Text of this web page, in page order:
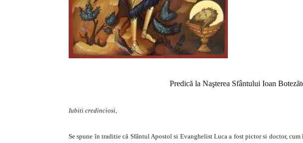
Predică la Naşterea Sfântului Ioan
Iubiti credinciosi,
Se spune în traditie că Sfântul Apostol si Evanghelist Luca a fost pictor si doctor,